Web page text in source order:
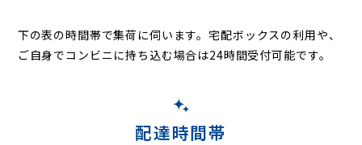
下の表の時間帯で集荷に伺います。宅配ボックスの利用や、
ご自身でコンビニに持ち込む場合は24時間受付可能です。
配達時間帯